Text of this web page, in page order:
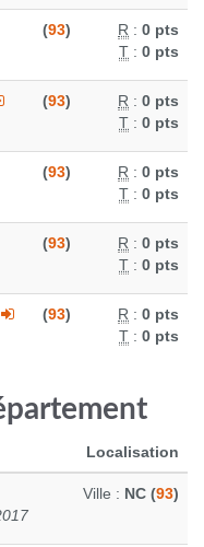
(93) R : 0 pts
T : 0 pts
(93) R : 0 pts
T : 0 pts
(93) R : 0 pts
T : 0 pts
(93) R : 0 pts
T : 0 pts
(93) R : 0 pts
T : 0 pts
Localisation
Ville : NC (93)